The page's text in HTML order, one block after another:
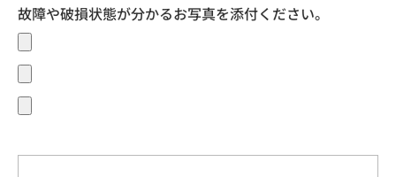
故障や破損状態が分かるお写真を添付ください。